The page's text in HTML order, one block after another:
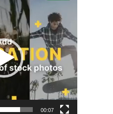
00:07